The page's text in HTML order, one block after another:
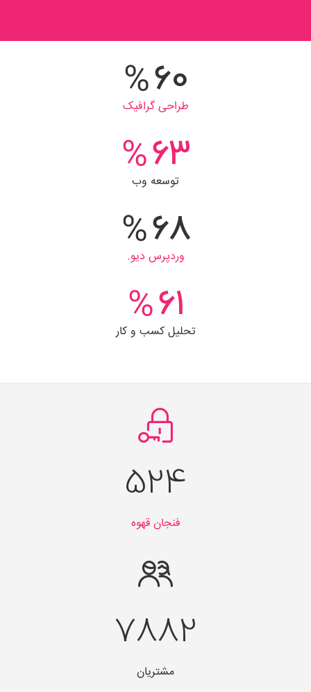
75
%
طراحی گرافیک
79
%
توسعه وب
85
%
وردپرس دیو.
77
%
تحلیل کسب و کار
684
فنجان قهوه
10284
مشتریان